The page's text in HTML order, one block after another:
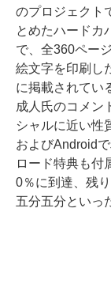
のプロジェクト
とめたハードカ
で、全360ペー
絵文字を印刷し
に掲載されてい
成人氏のコメン
シャルに近い性
およびAndroid
ロード特典も付
0％に到達、残
五分五分といっ